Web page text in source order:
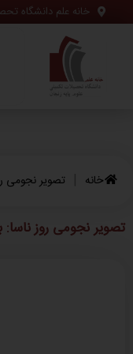
خانه علم دانشگاه
خانه تصویر نجومی
تصویر نجومی روز